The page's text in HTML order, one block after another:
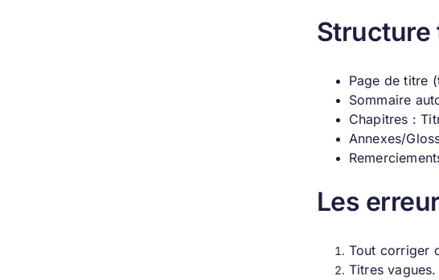
Structure
Page de titre
Sommaire
Chapitres :
Annexes/
Les
Tout corriger
Titres